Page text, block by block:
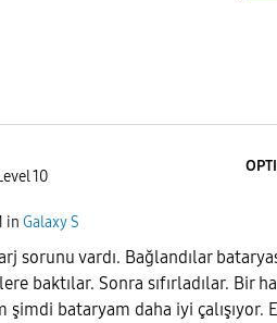
10
in Galaxy S
sorunu vardı. Bağlandılar
baktılar. Sonra sıfırladılar. Bir
şimdi bataryam daha iyi çalışıyor.